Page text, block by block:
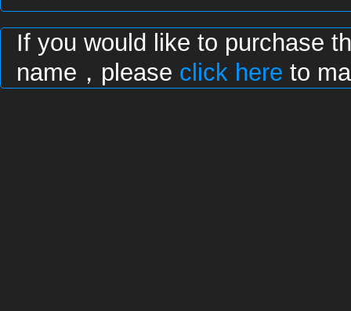
If you would like to purchase
name，please click here to